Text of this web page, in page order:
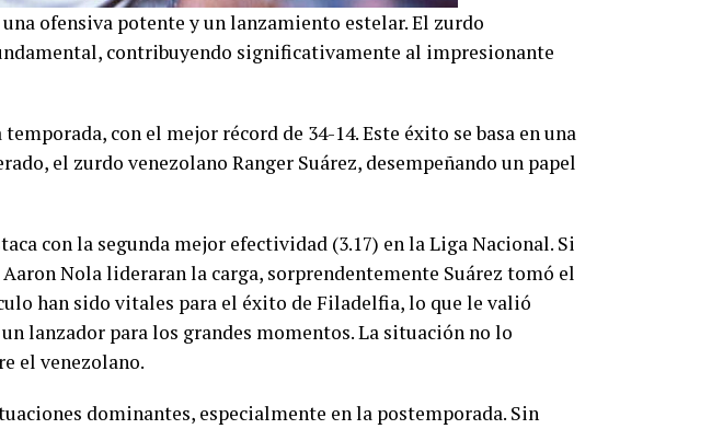
ofensiva potente y un lanzamiento estelar. El zurdo
contribuyendo significativamente al impresionante
con el mejor récord de 34-14. Este éxito se basa en una
el zurdo venezolano Ranger Suárez, desempeñando un papel
con la segunda mejor efectividad (3.17) en la Liga Nacional. Si
Nola lideraran la carga, sorprendentemente Suárez tomó el
han sido vitales para el éxito de Filadelfia, lo que le valió
lanzador para los grandes momentos. La situación no lo
el venezolano.
dominantes, especialmente en la postemporada. Sin